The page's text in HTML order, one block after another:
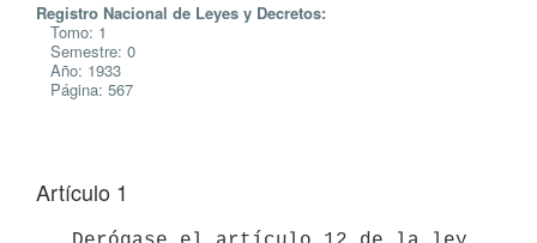
Registro Nacional de Leyes y Decretos:
Tomo: 1
Semestre: 0
Año: 1933
Página: 567
Artículo 1